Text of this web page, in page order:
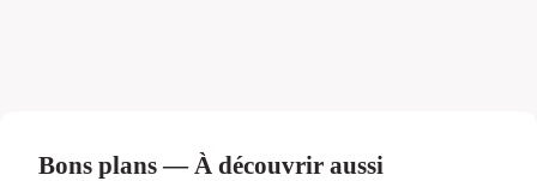
Bons plans — À découvrir aussi